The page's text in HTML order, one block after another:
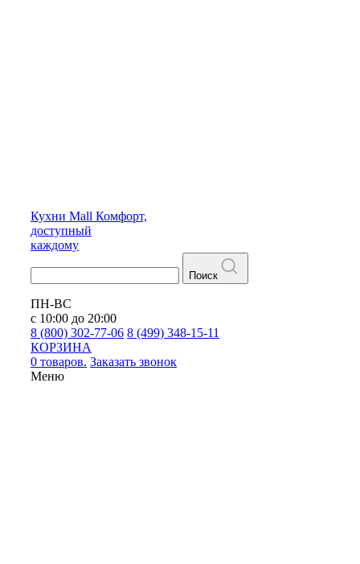
Кухни Mall Комфорт,
доступный
каждому
Поиск
ПН-ВС
с 10:00 до 20:00
8 (800) 302-77-06 8 (499) 348-15-11
КОРЗИНА
0 товаров. Заказать звонок
Меню